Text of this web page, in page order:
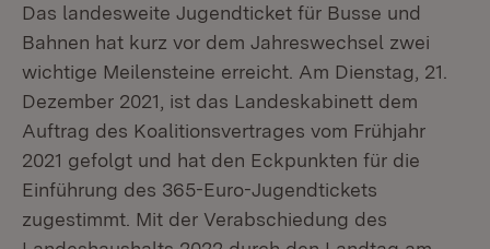
Das landesweite Jugendticket für Busse und
Bahnen hat kurz vor dem Jahreswechsel zwei
wichtige Meilensteine erreicht. Am Dienstag, 21.
Dezember 2021, ist das Landeskabinett dem
Auftrag des Koalitionsvertrages vom Frühjahr
2021 gefolgt und hat den Eckpunkten für die
Einführung des 365-Euro-Jugendtickets
zugestimmt. Mit der Verabschiedung des